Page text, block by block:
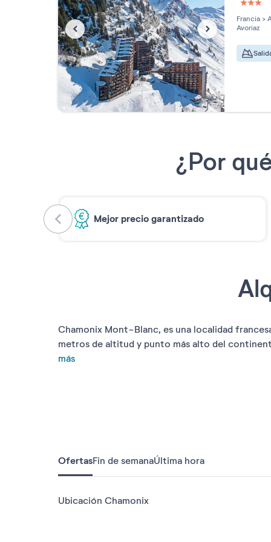
Chamonix Mont-Blanc, es una localidad
metros de altitud y punto más alto del
más
3
Francia >
Avoriaz
¿Por
Mejor precio garantizado
OfertasFin de semanaÚltima hora
Ubicación Chamonix